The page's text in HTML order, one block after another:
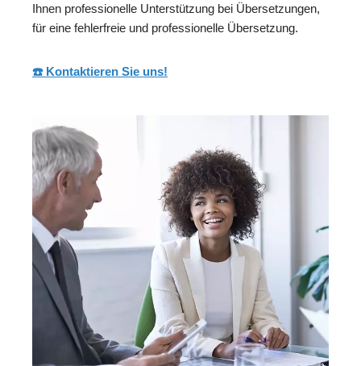
Ihnen professionelle Unterstützung bei Übersetzungen,
für eine fehlerfreie und professionelle Übersetzung.
☎️ Kontaktieren Sie uns!